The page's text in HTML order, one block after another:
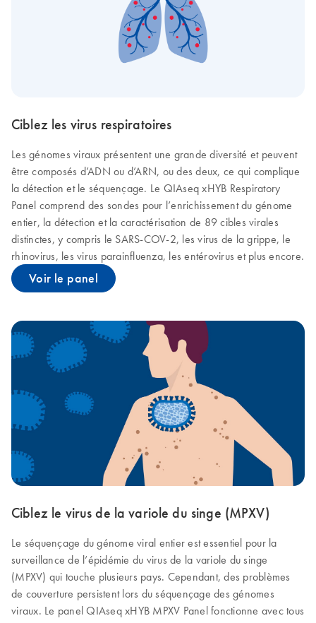
Ciblez les virus respiratoires
Les génomes viraux présentent une grande diversité et peuvent
être composés d’ADN ou d’ARN, ou des deux, ce qui complique
la détection et le séquençage. Le QIAseq xHYB Respiratory
Panel comprend des sondes pour l’enrichissement du génome
entier, la détection et la caractérisation de 89 cibles virales
distinctes, y compris le SARS-COV-2, les virus de la grippe, le
rhinovirus, les virus parainfluenza, les entérovirus et plus encore.
Voir le panel
Ciblez le virus de la variole du singe (MPXV)
Le séquençage du génome viral entier est essentiel pour la
surveillance de l’épidémie du virus de la variole du singe
(MPXV) qui touche plusieurs pays. Cependant, des problèmes
de couverture persistent lors du séquençage des génomes
viraux. Le panel QIAseq xHYB MPXV Panel fonctionne avec tous